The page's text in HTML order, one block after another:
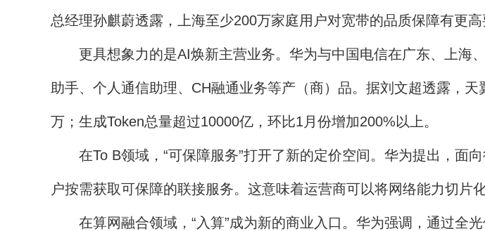
总经理孙麒蔚透露，上海至少200万家庭用户对宽带的品质保障有更
更具想象力的是AI焕新主营业务。华为与中国电信在广东、上海
助手、个人通信助理、CH融通业务等产（商）品。据刘文超透露，
万；生成Token总量超过10000亿，环比1月份增加200%以上。
在To B领域，“可保障服务”打开了新的定价空间。华为提出，面
户按需获取可保障的联接服务。这意味着运营商可以将网络能力切片
在算网融合领域，“入算”成为新的商业入口。华为强调，通过全